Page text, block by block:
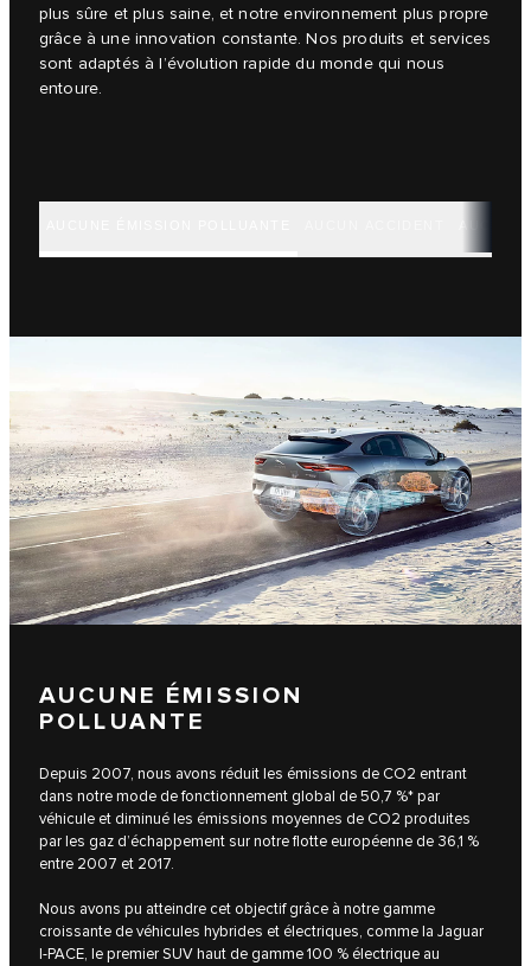
plus sûre et plus saine, et notre environnement plus propre
grâce à une innovation constante. Nos produits et services
sont adaptés à l’évolution rapide du monde qui nous
entoure.
AUCUNE ÉMISSION
POLLUANTE
Depuis 2007, nous avons réduit les émissions de CO2 entrant
dans notre mode de fonctionnement global de 50,7 %* par
véhicule et diminué les émissions moyennes de CO2 produites
par les gaz d’échappement sur notre flotte européenne de 36,1 %
entre 2007 et 2017.
Nous avons pu atteindre cet objectif grâce à notre gamme
croissante de véhicules hybrides et électriques, comme la Jaguar
I-PACE, le premier SUV haut de gamme 100 % électrique au